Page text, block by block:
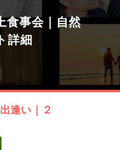
食事会｜自然
詳細
逢い｜２